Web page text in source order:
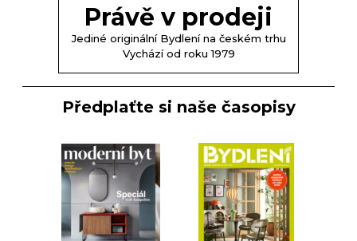
Právě v prodeji
Jediné originální Bydlení na českém trhu
Vychází od roku 1979
Předplaťte si naše časopisy